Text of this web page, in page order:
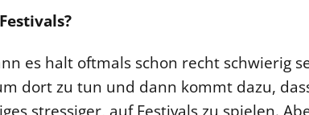
es halt oftmals schon recht schwierig
dort zu tun und dann kommt dazu,
stressiger, auf Festivals zu spielen.